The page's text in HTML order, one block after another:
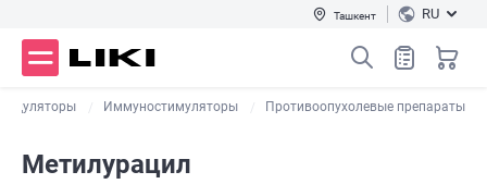
Ташкент RU
Иммуностимуляторы Противоопухолевые препараты
Метилурацил